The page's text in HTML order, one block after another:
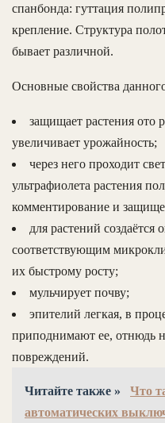
спанбонда: гуттация
крепление. Структура
бывает различной.
Основные свойства
защищает растения ото
увеличивает урожайность;
через него проходит
ультрафиолета растения
комментирование и
для растений
соответствующим
их быстрому росту;
мульчирует почву;
эпителий легкая, в
приподнимают ее, отнюдь
повреждений.
Читайте также »
Что
автоматических